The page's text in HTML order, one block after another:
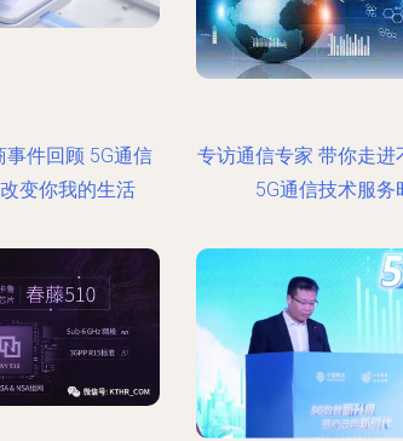
件回顾 5G通信
变你我的生活
专访通信专家 带你走进
5G通信技术服务